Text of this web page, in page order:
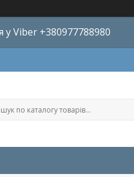
у Viber +380977788980